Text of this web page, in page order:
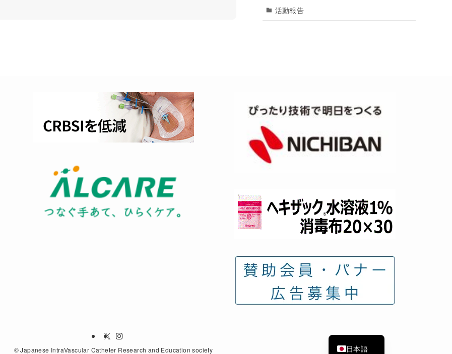
活動報告
©Japanese IntraVascular Catheter Research and Education society 日本語